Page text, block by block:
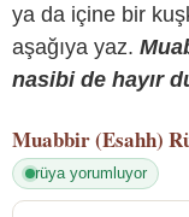
ya da içine bir
aşağıya yaz.
nasibi de hayır
Muabbir (Esahh)
rüya yorumluyor